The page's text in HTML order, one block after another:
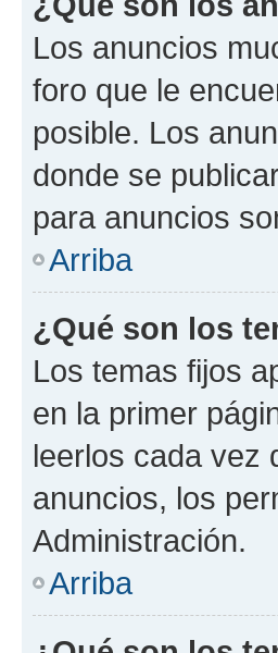
Los anuncios
foro que le
posible. Los
donde se
para anuncios
Arriba
¿Qué son los
Los temas fijos
en la primer
leerlos cada vez
anuncios, los
Administración.
Arriba